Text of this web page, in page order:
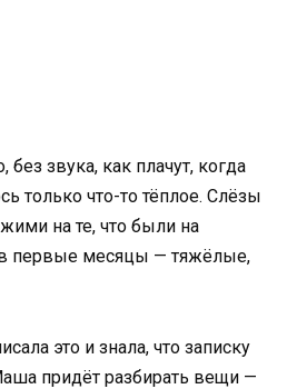
без звука, как плачут, когда
только что-то тёплое. Слёзы
на те, что были на
в первые месяцы — тяжёлые,
это и знала, что записку
придёт разбирать вещи —